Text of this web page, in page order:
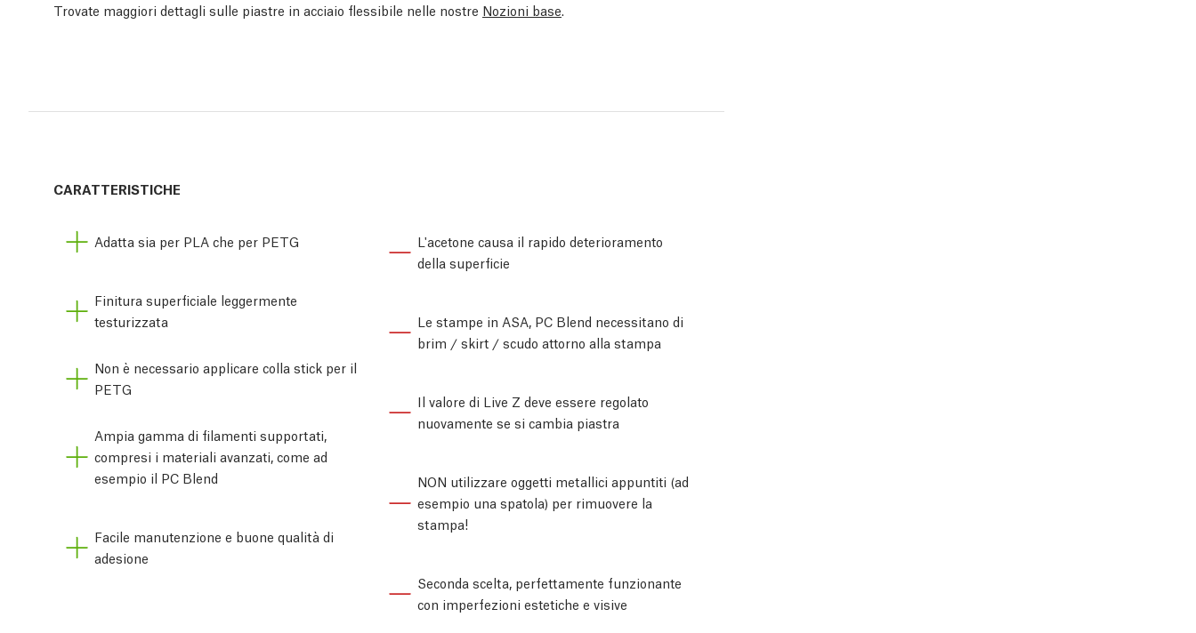
Trovate maggiori dettagli sulle piastre in acciaio flessibile nelle nostre Nozioni base.
CARATTERISTICHE
Adatta sia per PLA che per PETG
Finitura superficiale leggermente
testurizzata
Non è necessario applicare colla stick per il
PETG
Ampia gamma di filamenti supportati,
compresi i materiali avanzati, come ad
esempio il PC Blend
Facile manutenzione e buone qualità di
adesione
L'acetone causa il rapido deterioramento
della superficie
Le stampe in ASA, PC Blend necessitano di
brim / skirt / scudo attorno alla stampa
Il valore di Live Z deve essere regolato
nuovamente se si cambia piastra
NON utilizzare oggetti metallici appuntiti (ad
esempio una spatola) per rimuovere la
stampa!
Seconda scelta, perfettamente funzionante
con imperfezioni estetiche e visive